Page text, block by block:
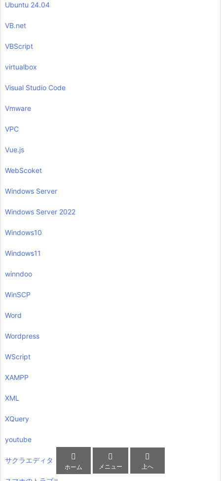
Ubuntu 24.04
VB.net
VBScript
virtualbox
Visual Studio Code
Vmware
VPC
Vue.js
WebScoket
Windows Server
Windows Server 2022
Windows10
Windows11
winndoo
WinSCP
Word
Wordpress
WScript
XAMPP
XML
XQuery
youtube
サクラエディタ 
ホーム

メニュー

上へ